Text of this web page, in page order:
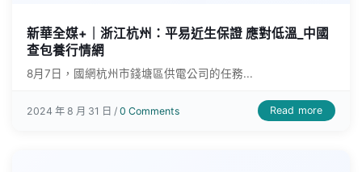
新華全媒+｜浙江杭州：平易近生保證 應對低溫_中國
查包養行情網
8月7日，國網杭州市錢塘區供電公司的任務...
2024 年 8 月 31 日 /0 Comments Read more